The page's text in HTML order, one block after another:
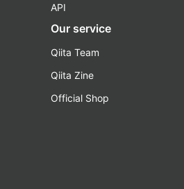
API
Our service
Qiita Team
Qiita Zine
Official Shop